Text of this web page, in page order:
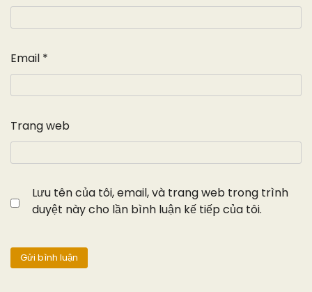
Email *
Trang web
Lưu tên của tôi, email, và trang web trong trình
duyệt này cho lần bình luận kế tiếp của tôi.